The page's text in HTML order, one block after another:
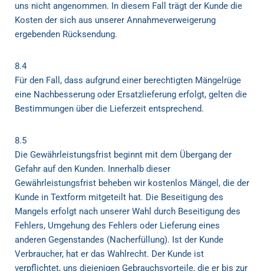
uns nicht angenommen. In diesem Fall trägt der Kunde die
Kosten der sich aus unserer Annahmeverweigerung
ergebenden Rücksendung.
8.4
Für den Fall, dass aufgrund einer berechtigten Mängelrüge
eine Nachbesserung oder Ersatzlieferung erfolgt, gelten die
Bestimmungen über die Lieferzeit entsprechend.
8.5
Die Gewährleistungsfrist beginnt mit dem Übergang der
Gefahr auf den Kunden. Innerhalb dieser
Gewährleistungsfrist beheben wir kostenlos Mängel, die der
Kunde in Textform mitgeteilt hat. Die Beseitigung des
Mangels erfolgt nach unserer Wahl durch Beseitigung des
Fehlers, Umgehung des Fehlers oder Lieferung eines
anderen Gegenstandes (Nacherfüllung). Ist der Kunde
Verbraucher, hat er das Wahlrecht. Der Kunde ist
verpflichtet, uns diejenigen Gebrauchsvorteile, die er bis zur